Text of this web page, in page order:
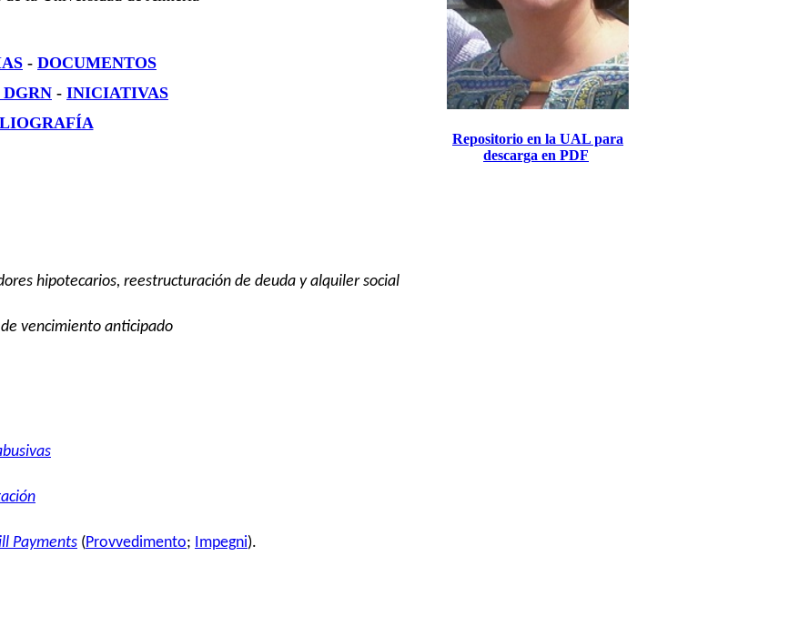
- DOCUMENTOS
DGRN - INICIATIVAS
Repositorio en la UAL para
descarga en PDF
hipotecarios, reestructuración de deuda y alquiler social
vencimiento anticipado
Payments (Provvedimento; Impegni).